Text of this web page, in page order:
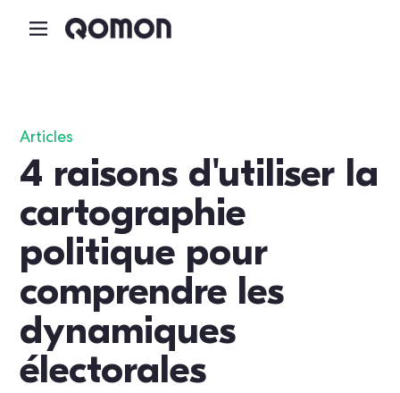
Articles
4 raisons d'utiliser la
cartographie
politique pour
comprendre les
dynamiques
électorales